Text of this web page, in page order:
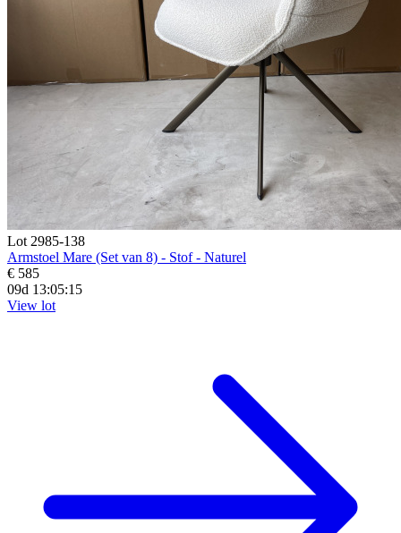
Lot 2985-138
Armstoel Mare (Set van 8) - Stof - Naturel
€ 585
09d 13:05:14
View lot